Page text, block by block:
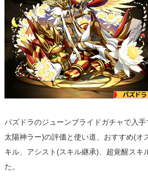
パズドラのジューンブライドガチャで入
太陽神ラー)の評価と使い道、おすすめ(オ
キル、アシスト(スキル継承)、超覚醒スキ
た。